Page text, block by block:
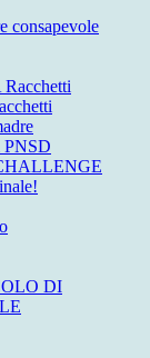
consapevole
PNSD
DI